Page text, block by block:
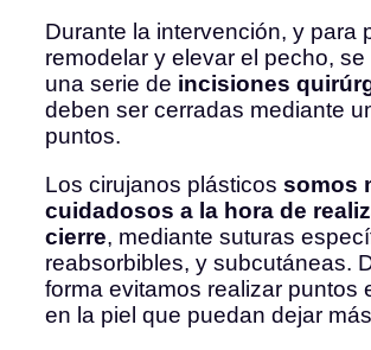
Durante la intervención, y para
remodelar y elevar el pecho, se
una serie de incisiones
deben ser cerradas mediante
puntos.
Los cirujanos plásticos somos
cuidadosos a la hora de
cierre, mediante suturas
reabsorbibles, y subcutáneas.
forma evitamos realizar puntos
en la piel que puedan dejar